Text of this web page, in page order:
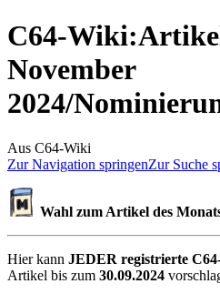
C64-Wiki:
November
2024/
Aus C64-Wiki
Zur Navigation springenZur Suche
Wahl zum Artikel des
Hier kann JEDER registrierte
Artikel bis zum 30.09.2024